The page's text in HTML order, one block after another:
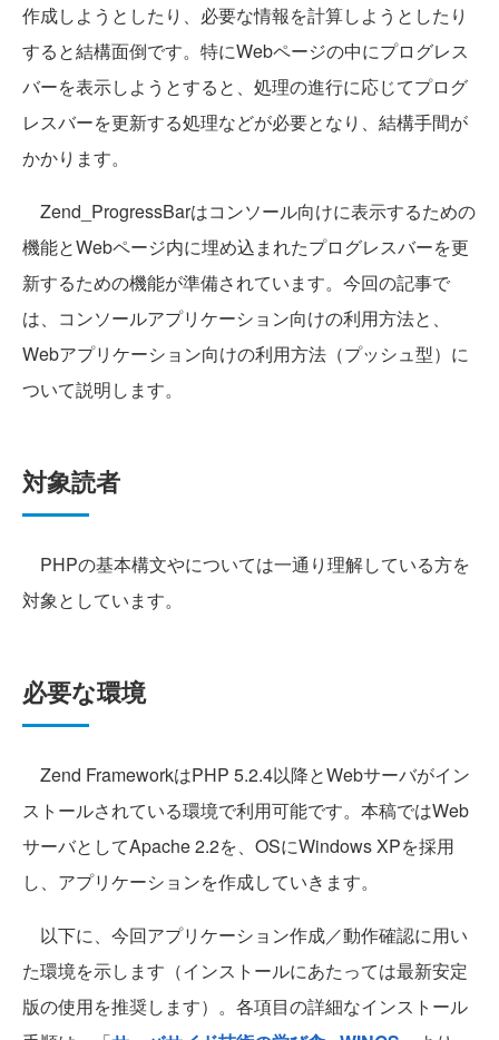
作成しようとしたり、必要な情報を計算しようとしたり
すると結構面倒です。特にWebページの中にプログレス
バーを表示しようとすると、処理の進行に応じてプログ
レスバーを更新する処理などが必要となり、結構手間が
かかります。
Zend_ProgressBarはコンソール向けに表示するための
機能とWebページ内に埋め込まれたプログレスバーを更
新するための機能が準備されています。今回の記事で
は、コンソールアプリケーション向けの利用方法と、
Webアプリケーション向けの利用方法（プッシュ型）に
ついて説明します。
対象読者
PHPの基本構文やについては一通り理解している方を
対象としています。
必要な環境
Zend FrameworkはPHP 5.2.4以降とWebサーバがイン
ストールされている環境で利用可能です。本稿ではWeb
サーバとしてApache 2.2を、OSにWindows XPを採用
し、アプリケーションを作成していきます。
以下に、今回アプリケーション作成／動作確認に用い
た環境を示します（インストールにあたっては最新安定
版の使用を推奨します）。各項目の詳細なインストール